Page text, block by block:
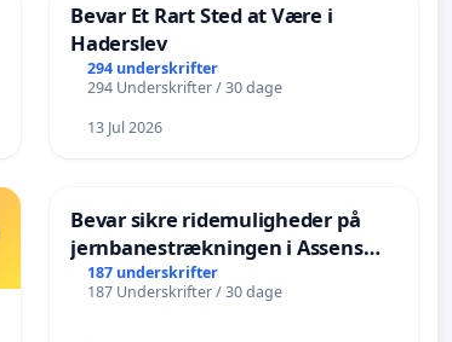
Bevar Et Rart Sted at Være i
Haderslev
294 underskrifter
294 Underskrifter / 30 dage
13 Jul 2026
Bevar sikre ridemuligheder på
jernbanestrækningen i Assens
Kommune
187 underskrifter
187 Underskrifter / 30 dage